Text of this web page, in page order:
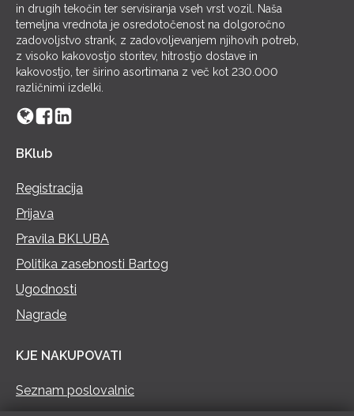
in drugih tekočin ter servisiranja vseh vrst vozil. Naša
temeljna vrednota je osredotočenost na dolgoročno
zadovoljstvo strank, z zadovoljevanjem njihovih potreb,
z visoko kakovostjo storitev, hitrostjo dostave in
kakovostjo, ter širino asortimana z več kot 230.000
različnimi izdelki.
BKlub
Registracija
Prijava
Pravila BKLUBA
Politika zasebnosti Bartog
Ugodnosti
Nagrade
KJE NAKUPOVATI
Seznam poslovalnic